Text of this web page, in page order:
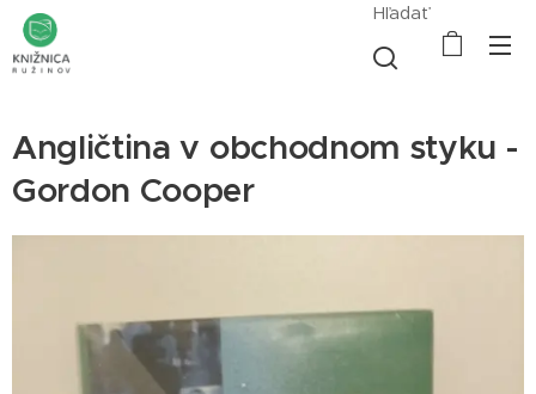
Hľadať
Angličtina v obchodnom styku -
Gordon Cooper